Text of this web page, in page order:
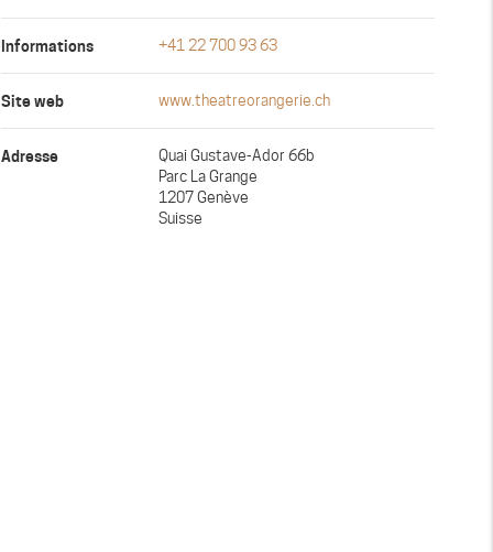
Informations +41 22 700 93 63
Site web www.theatreorangerie.ch
Adresse
Quai Gustave-Ador 66b
Parc La Grange
1207 Genève
Suisse